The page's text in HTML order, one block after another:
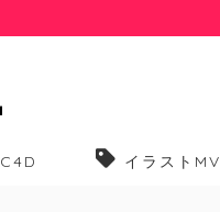
C4D イラストMV